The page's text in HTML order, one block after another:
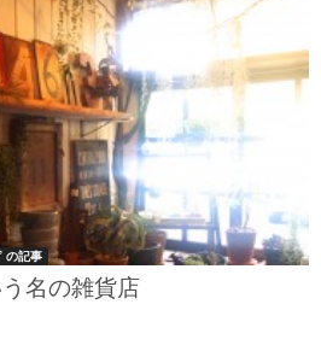
の記事
名の雑貨店